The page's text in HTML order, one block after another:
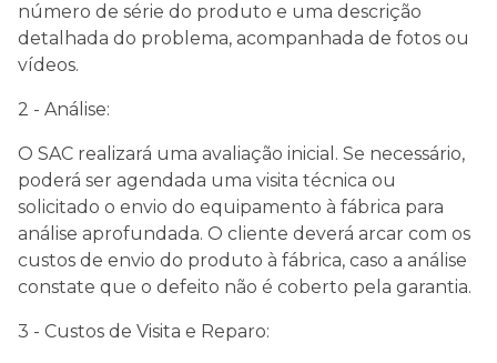
número de série do produto e uma descrição
detalhada do problema, acompanhada de fotos ou
vídeos.
2 - Análise:
O SAC realizará uma avaliação inicial. Se necessário,
poderá ser agendada uma visita técnica ou
solicitado o envio do equipamento à fábrica para
análise aprofundada. O cliente deverá arcar com os
custos de envio do produto à fábrica, caso a análise
constate que o defeito não é coberto pela garantia.
3 - Custos de Visita e Reparo: